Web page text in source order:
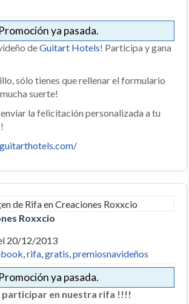
ya pasada.
deGuitart Hotels! Participa y gana
sólo tienes que rellenar el formulario
suerte!
la felicitación personalizada a tu
Roxxcio
20/12/2013
rifa gratis premiosnavideños
ya pasada.
participar en nuestra rifa !!!!